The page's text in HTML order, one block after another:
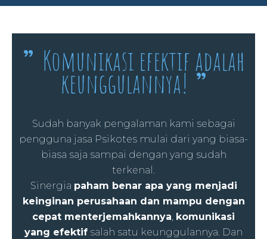
” Komunikasi efektif adalah
keunggulannya! ”
Sudah banyak pengalaman kami sebagai
pengguna jasa Psikotes mulai dari yang biasa-
biasa saja sampai dengan yang sudah
terkenal.
Sinergia paham benar apa yang menjadi
keinginan perusahaan dan mampu dengan
cepat menterjemahkannya, komunikasi
yang efektif salah satu keunggulannya. Dan